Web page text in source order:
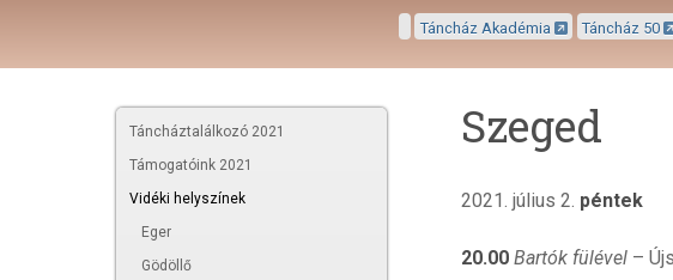
Táncház Akadémia Táncház 50
Táncháztalálkozó 2021
Támogatóink 2021
Vidéki helyszínek
Eger
Gödöllő
Szeged
2021. július 2. péntek
20.00 Bartók fülével –